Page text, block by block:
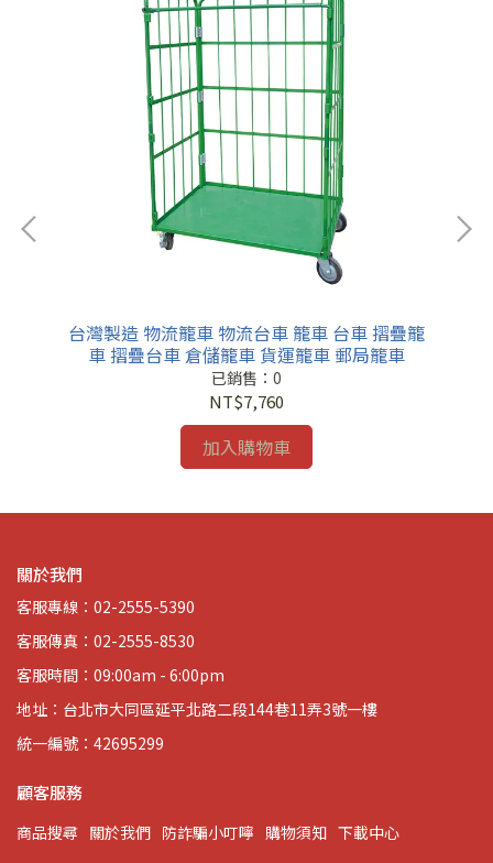
台灣製造 物流籠車 物流台車 籠車 台車 摺疊籠
車 摺疊台車 倉儲籠車 貨運籠車 郵局籠車
已銷售：0
NT$7,760
加入購物車
關於我們
客服專線：02-2555-5390
客服傳真：02-2555-8530
客服時間：09:00am - 6:00pm
地址：台北市大同區延平北路二段144巷11弄3號一樓
統一編號：42695299
顧客服務
商品搜尋 關於我們 防詐騙小叮嚀 購物須知 下載中心